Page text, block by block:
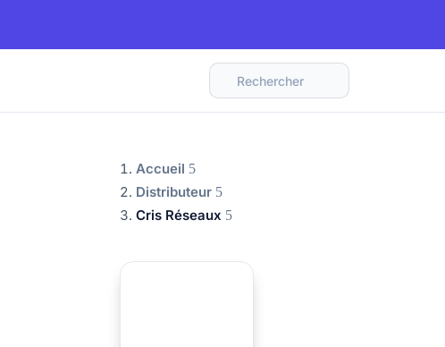
Rechercher
Accueil
Distributeur
Cris Réseaux